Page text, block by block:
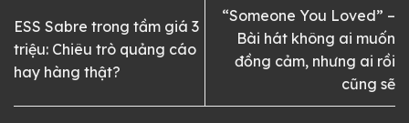
ESS Sabre trong tầm giá 3
triệu: Chiêu trò quảng cáo
hay hàng thật?
“Someone You Loved” –
Bài hát không ai muốn
đồng cảm, nhưng ai rồi
cũng sẽ